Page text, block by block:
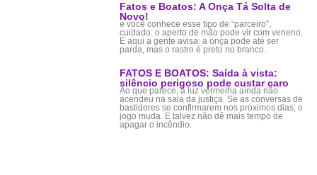
Fatos e Boatos: A Onça Tá Solta de
Novo!
e você conhece esse tipo de “parceiro”,
cuidado: o aperto de mão pode vir com veneno.
E aqui a gente avisa: a onça pode até ser
parda, mas o rastro é preto no branco.
FATOS E BOATOS: Saída à vista:
silêncio perigoso pode custar caro
Ao que parece, a luz vermelha ainda não
acendeu na sala da justiça. Se as conversas de
bastidores se confirmarem nos próximos dias, o
jogo muda. E talvez não dê mais tempo de
apagar o incêndio.